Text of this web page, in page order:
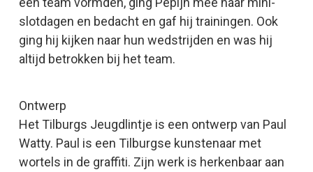
slotdagen en bedacht en gaf hij trainingen. Ook
ging hij kijken naar hun wedstrijden en was hij
altijd betrokken bij het team.
Ontwerp
Het Tilburgs Jeugdlintje is een ontwerp van Paul
Watty. Paul is een Tilburgse kunstenaar met
wortels in de graffiti. Zijn werk is herkenbaar aan